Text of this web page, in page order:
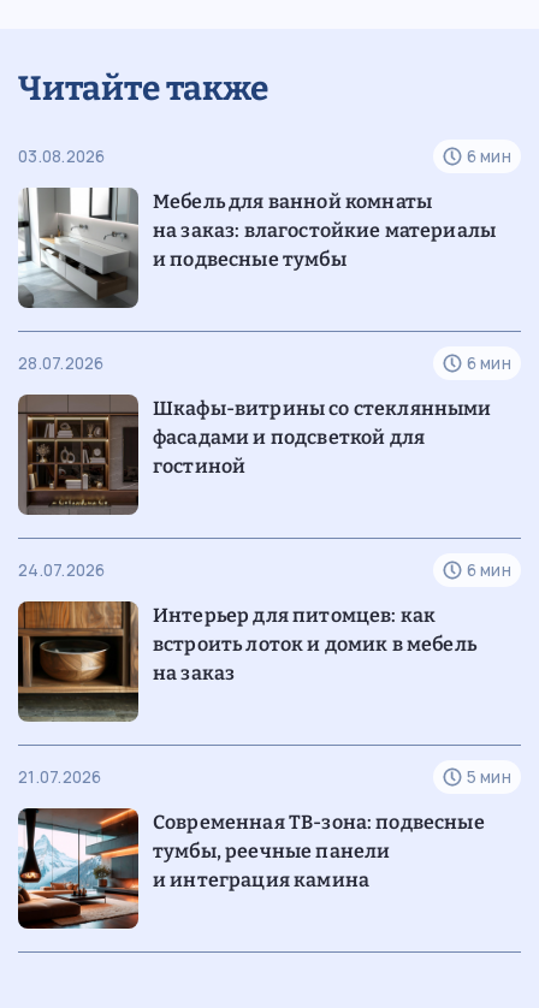
Читайте также
03.08.2026 6 мин
Мебель для ванной комнаты
на заказ: влагостойкие материалы
и подвесные тумбы
28.07.2026 6 мин
Шкафы-витрины со стеклянными
фасадами и подсветкой для
гостиной
24.07.2026 6 мин
Интерьер для питомцев: как
встроить лоток и домик в мебель
на заказ
21.07.2026 5 мин
СовременнаяТВ-зона: подвесные
тумбы, реечные панели
и интеграция камина